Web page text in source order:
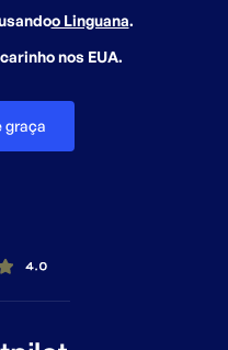
o Linguana.
nos EUA.
graça